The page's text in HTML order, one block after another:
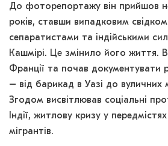
До фоторепортажу він прийшов
років, ставши випадковим свідком
сепаратистами та індійськими
Кашмірі. Це змінило його життя.
Франції та почав документувати
– від барикад в Уазі до вуличних
Згодом висвітлював соціальні
Індії, житлову кризу у
мігрантів.